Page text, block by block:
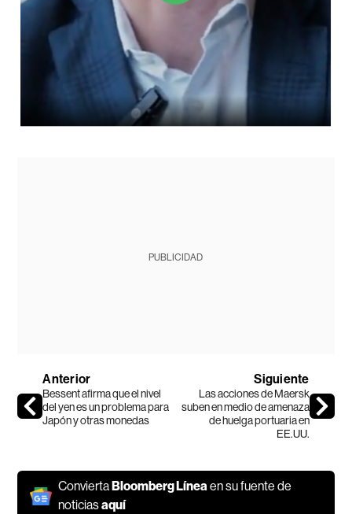
PUBLICIDAD
Anterior
Bessent afirma que el nivel
del yen es un problema para
Japón y otras monedas
Siguiente
Las acciones de Maersk
suben en medio de amenaza
de huelga portuaria en
EE.UU.
Convierta Bloomberg Líneaen su fuente de
noticiasaquí